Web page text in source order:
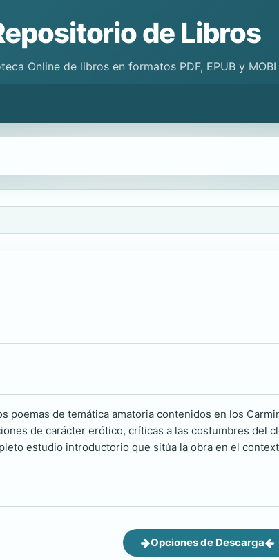
de Libros
Online de libros en formatos PDF, EPUB y MOBI
poemas de temática amatoria contenidos en los
de carácter erótico, críticas a las costumbres del
estudio introductorio que sitúa la obra en el
Opciones de Descarga